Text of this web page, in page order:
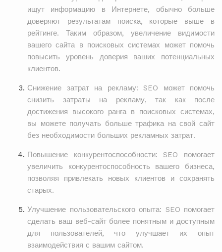
ищут информацию в Интернете, обычно больше
доверяют результатам поиска, которые выше в
рейтинге. Таким образом, увеличение видимости
вашего сайта в поисковых системах может помочь
повысить уровень доверия ваших потенциальных
клиентов.
Снижение затрат на рекламу: SEO может помочь
снизить затраты на рекламу, так как после
достижения высокого ранга в поисковых системах,
вы можете получать больше трафика на свой сайт
без необходимости больших рекламных затрат.
Повышение конкурентоспособности: SEO помогает
увеличить конкурентоспособность вашего бизнеса,
позволяя привлекать новых клиентов и сохранять
старых.
Улучшение пользовательского опыта: SEO помогает
сделать ваш веб-сайт более понятным и доступным
для пользователей, что улучшает их опыт
взаимодействия с вашим сайтом.